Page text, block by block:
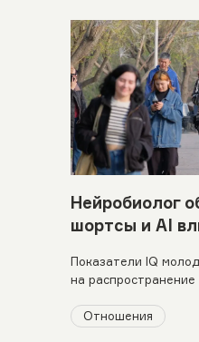
Нейробиолог
шортсы и AI
Показатели IQ
на распространение
Отношения